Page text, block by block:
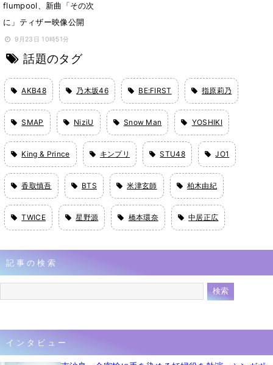
flumpool、新曲「その次
に」ティザー映像公開
9月23日 10時51分
話題のタグ
AKB48 乃木坂46 BE:FIRST 指原莉乃
SMAP NiziU Snow Man YOSHIKI
King & Prince キンプリ STU48 JO1
香取慎吾 BTS 米津玄師 柏木由紀
TWICE 星野源 橋本環奈 中居正広
記事の検索
インタビュー